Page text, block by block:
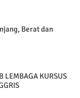
Berat dan
LEMBAGA KURSUS